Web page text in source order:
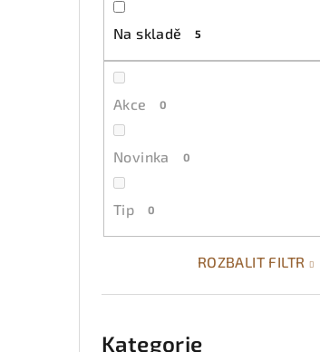
Na skladě 5
Akce 0
Novinka 0
Tip 0
ROZBALIT FILTR
Kategorie